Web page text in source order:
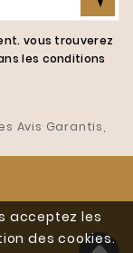
acceptez les
des cookies.
vous trouverez
les conditions
Avis Garantis,